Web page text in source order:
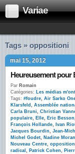
Variae
Tags » oppositioni
mai 15, 2012
Par Romain
Catégories: Les médias
Tags: #foudre, Air Sarko
Klarsfeld , Assemblée
Carla Bruni, Christian
populaire, Elle, Eric Besson,
François Hollande, Ivan
Jacques Bourdin, Jean-
Michel Godet, Nadine
Nouveau Centre, opposition
radical , Patrick Cohen,